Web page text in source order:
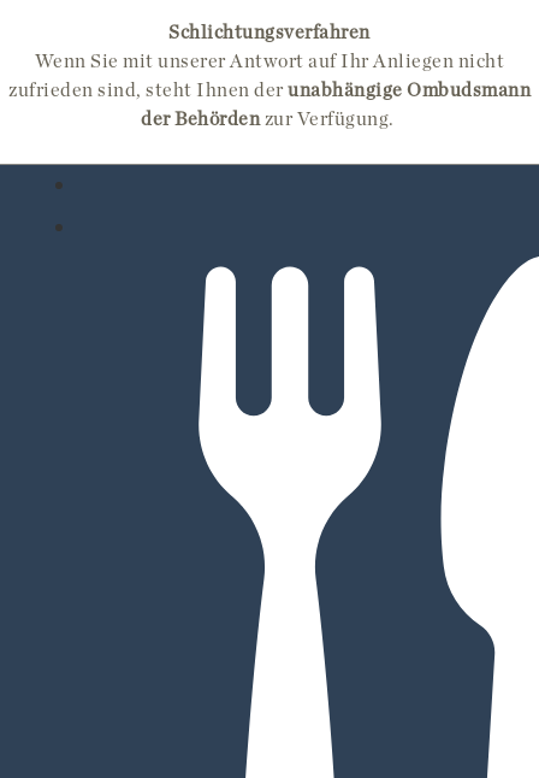
Schlichtungsverfahren
Wenn Sie mit unserer Antwort auf Ihr Anliegen nicht
zufrieden sind, steht Ihnen der unabhängige Ombudsmann
der Behörden zur Verfügung.